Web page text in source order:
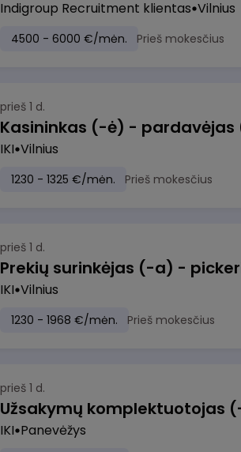
Indigroup Recruitment klientas Vilnius
4500 - 6000 €/mėn. Prieš mokesčius
prieš 1 d.
IKI Vilnius
1230 - 1325 €/mėn. Prieš mokesčius
prieš 1 d.
IKI Vilnius
1230 - 1968 €/mėn. Prieš mokesčius
prieš 1 d.
IKI Panevėžys